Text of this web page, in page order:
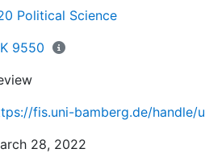
Political Science
9550
fis.uni-bamberg.de/handle/
28, 2022